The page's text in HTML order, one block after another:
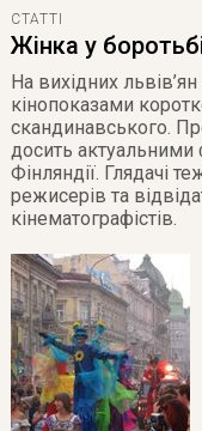
СТАТТІ
Жінка у
На вихідних
кінопоказами
скандинавського.
досить актуальними
Фінляндії. Глядачі
режисерів та
кінематографістів.